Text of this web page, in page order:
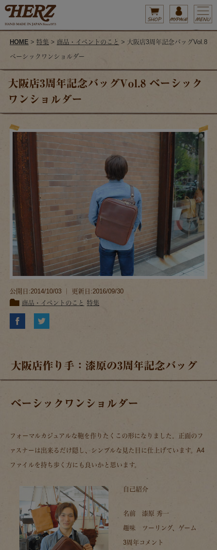
HOME > 特集 > 商品・イベントのこと > 大阪店3周年記念バッグVol.8
ベーシックワンショルダー
大阪店3周年記念バッグVol.8 ベーシック
ワンショルダー
公開日:2014/10/03 ｜ 更新日:2016/09/30
商品・イベントのこと 特集
大阪店作り手：漆原の3周年記念バッグ
ベーシックワンショルダー
フォーマルカジュアルな鞄を作りたくこの形になりました。正面のフ
ァスナーは出来るだけ隠し、シンプルな見た目に仕上げています。A4
ファイルを持ち歩く方にも良いかと思います。
自己紹介
名前 漆原 秀一
趣味 ツーリング、ゲーム
3周年コメント